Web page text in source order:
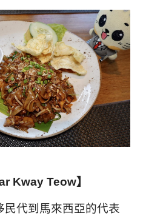
Kway Teow】
民代到馬來西亞的代表